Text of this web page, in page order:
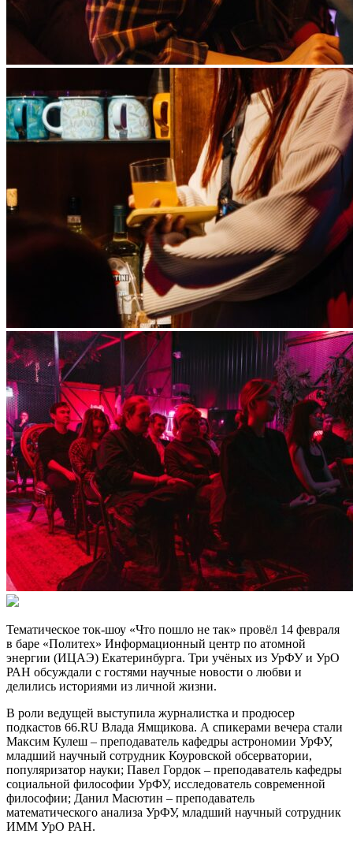
Тематическое ток-шоу «Что пошло не так» провёл 14 февраля
в баре «Политех» Информационный центр по атомной
энергии (ИЦАЭ) Екатеринбурга. Три учёных из УрФУ и УрО
РАН обсуждали с гостями научные новости о любви и
делились историями из личной жизни.
В роли ведущей выступила журналистка и продюсер
подкастов 66.RU Влада Ямщикова. А спикерами вечера стали
Максим Кулеш – преподаватель кафедры астрономии УрФУ,
младший научный сотрудник Коуровской обсерватории,
популяризатор науки; Павел Гордок – преподаватель кафедры
социальной философии УрФУ, исследователь современной
философии; Данил Масютин – преподаватель
математического анализа УрФУ, младший научный сотрудник
ИММ УрО РАН.